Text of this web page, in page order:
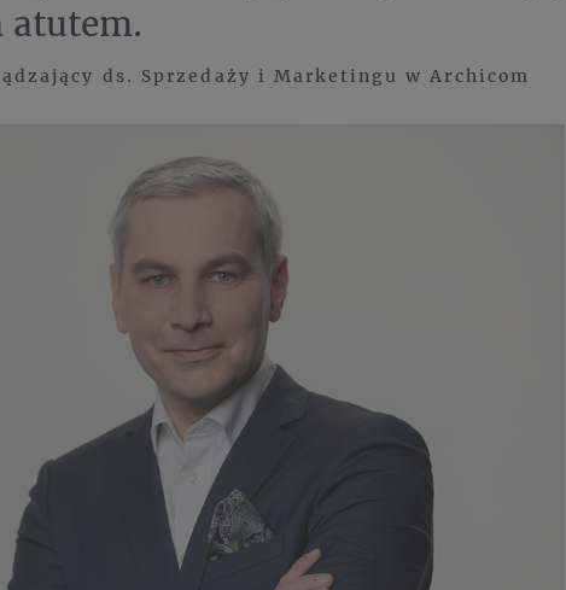
atutem.
ds. Sprzedaży i Marketingu w Archicom